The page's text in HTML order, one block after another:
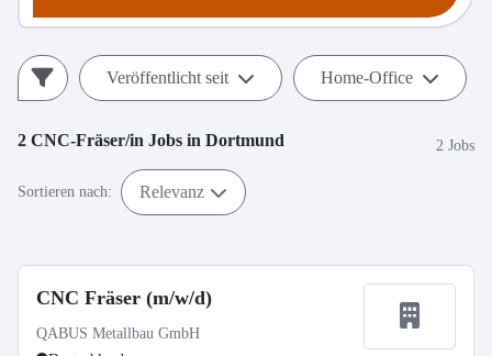
Veröffentlicht seit Home-Office
2 CNC-Fräser/in Jobs in Dortmund 2 Jobs
Sortieren nach: Relevanz
CNC Fräser (m/w/d)
QABUS Metallbau GmbH